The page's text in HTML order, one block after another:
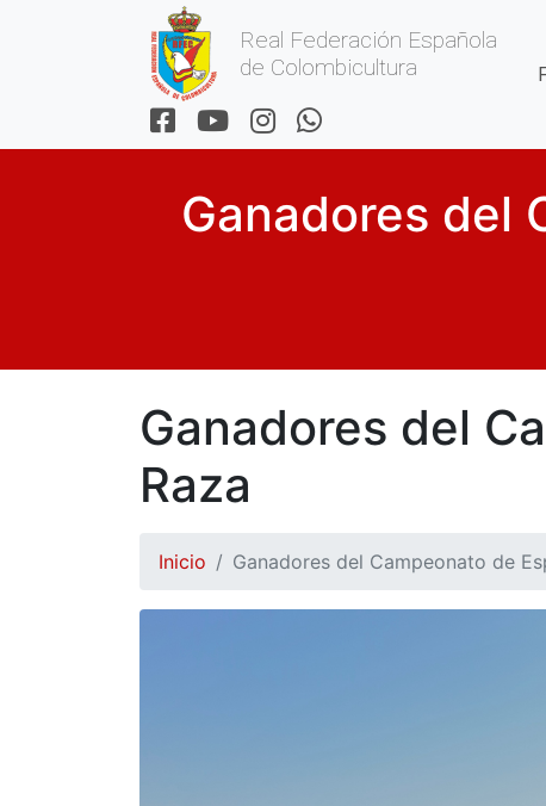
Real Federación Española
de Colombicultura
Ganadores del
Ganadores del
Raza
Inicio Ganadores del Campeonato de